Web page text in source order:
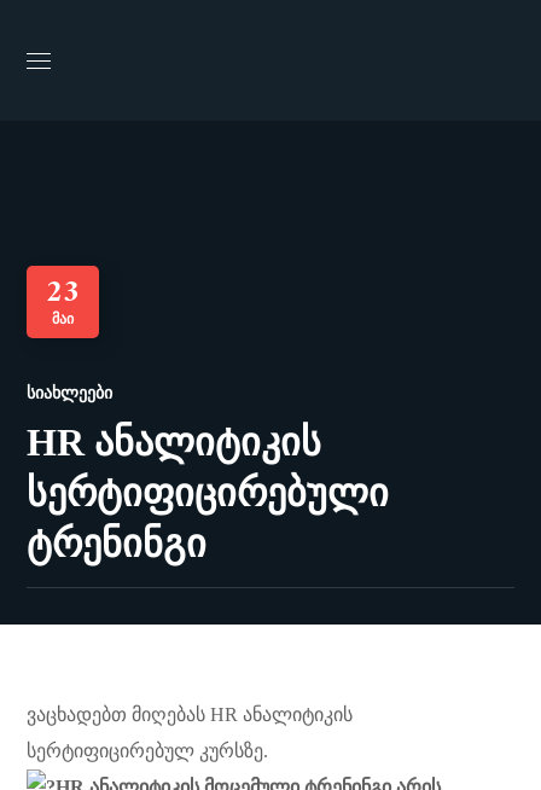
23
ᲛᲐᲘ
ᲡᲘᲐᲮᲚᲔᲔᲑᲘ
HR ანალიტიკის
სერტიფიცირებული
ტრენინგი
ვაცხადებთ მიღებას HR ანალიტიკის
სერტიფიცირებულ კურსზე.